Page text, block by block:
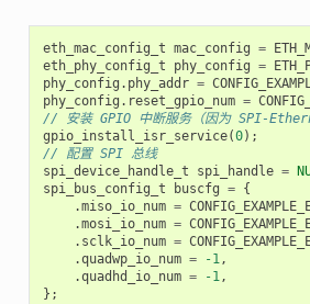
eth_mac_config_t mac_config =
eth_phy_config_t
phy_config =
phy_config . phy_addr =
phy_config . reset_gpio_num =
// 安装 GPIO 中断服务（因为 SPI-
gpio_install_isr_service(0);
// 配置 SPI 总线
spi_device_handle_t
spi_handle =
spi_bus_config_t
buscfg = {
.miso_io_num =
.mosi_io_num =
. sclk_io_num =
.quadwp_io_num = -1,
.quadhd_io_num = -1,
};